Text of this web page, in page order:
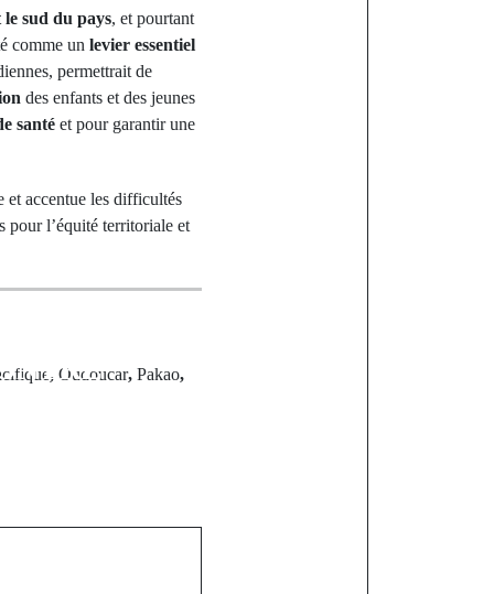
sud du pays, et pourtant
comme un levier essentiel
permettrait de
des enfants et des jeunes
santé et pour garantir une
accentue les difficultés
pour l’équité territoriale et
, Oudoucar, Pakao,